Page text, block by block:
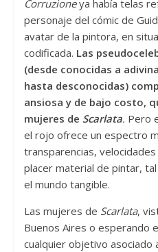
Corruzioneya había telas
personaje del cómic de
avatar de la pintora, en
codificada. Las
(desde conocidas a
hasta desconocidas)
ansiosa y de bajo costo,
mujeres de Scarlata. Pero
el rojo ofrece un espectro
transparencias,
placer material de pintar,
el mundo tangible.
Las mujeres de Scarlata,
Buenos Aires o esperando
cualquier objetivo asociado